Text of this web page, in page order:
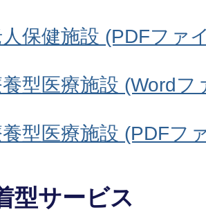
保健施設 (PDFファ
型医療施設 (Wordフ
型医療施設 (PDFフ
型サービス